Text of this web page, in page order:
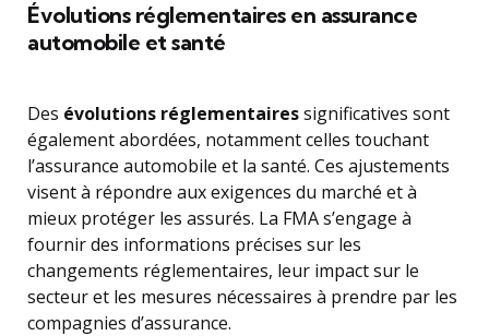
Évolutions réglementaires en assurance
automobile et santé
Des évolutions réglementairessignificatives sont
également abordées, notamment celles touchant
l’assurance automobile et la santé. Ces ajustements
visent à répondre aux exigences du marché et à
mieux protéger les assurés. La FMA s’engage à
fournir des informations précises sur les
changements réglementaires, leur impact sur le
secteur et les mesures nécessaires à prendre par les
compagnies d’assurance.